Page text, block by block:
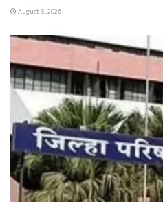
August 5, 2026